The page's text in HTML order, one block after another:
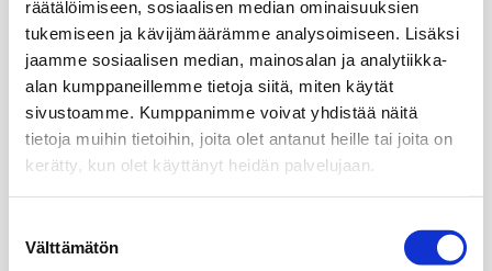
räätälöimiseen, sosiaalisen median ominaisuuksien
tukemiseen ja kävijämäärämme analysoimiseen. Lisäksi
jaamme sosiaalisen median, mainosalan ja analytiikka-
alan kumppaneillemme tietoja siitä, miten käytät
sivustoamme. Kumppanimme voivat yhdistää näitä
tietoja muihin tietoihin, joita olet antanut heille tai joita on
kerätty, kun olet käyttänyt heidän palvelujaan.
valinta
Välttämätön